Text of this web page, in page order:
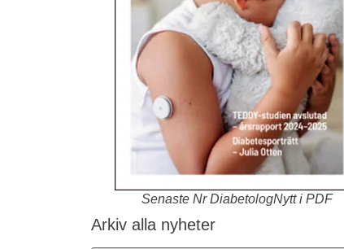
Senaste Nr DiabetologNytt i PDF
Arkiv alla nyheter